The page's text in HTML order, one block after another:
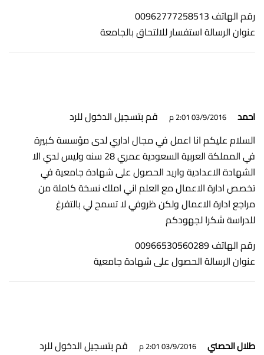
رقم الهاتف 00962777258513
عنوان الرسالة استفسار للالتحاق بالجامعة
احمد 03/9/2016 2:01 م
قم بتسجيل الدخول للرد
السلام عليكم انا اعمل في مجال اداري لدى مؤسسة كبيرة
في المملكة العربية السعودية عمري 28 سنه وليس لدي الا
الشهادة الاعدادية واريد الحصول على شهادة جامعية في
تخصص ادارة الاعمال مع العلم اني املك نسخة كاملة من
مراجع ادارة الاعمال ولكن ظروفي لا تسمح لي بالتفرغ
للدراسة شكرا لجهودكم
رقم الهاتف 00966530560289
عنوان الرسالة الحصول على شهادة جامعية
طلال الحصني 03/9/2016 2:01 م
قم بتسجيل الدخول للرد